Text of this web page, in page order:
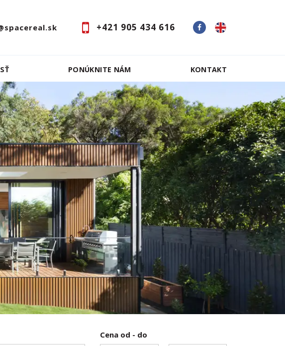
+421 905 434 616
PONÚKNITE NÁM KONTAKT
Cena od - do